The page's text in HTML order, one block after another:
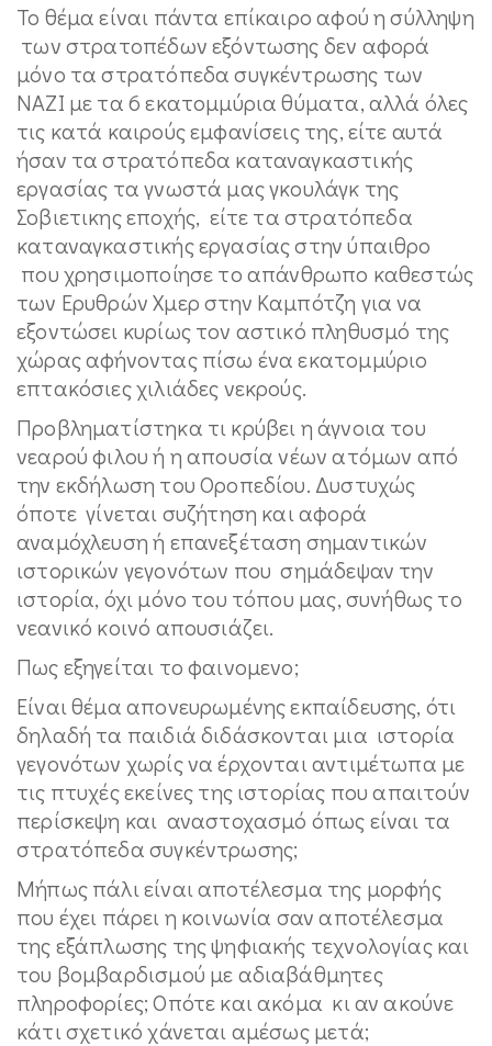
Το θέμα είναι πάντα επίκαιρο αφού η σύλληψη
των στρατοπέδων εξόντωσης δεν αφορά
μόνο τα στρατόπεδα συγκέντρωσης των
ΝΑΖΙ με τα 6 εκατομμύρια θύματα, αλλά όλες
τις κατά καιρούς εμφανίσεις της, είτε αυτά
ήσαν τα στρατόπεδα καταναγκαστικής
εργασίας τα γνωστά μας γκουλάγκ της
Σοβιετικης εποχής, είτε τα στρατόπεδα
καταναγκαστικής εργασίας στην ύπαιθρο
που χρησιμοποίησε το απάνθρωπο καθεστώς
των Ερυθρών Χμερ στην Καμπότζη για να
εξοντώσει κυρίως τον αστικό πληθυσμό της
χώρας αφήνοντας πίσω ένα εκατομμύριο
επτακόσιες χιλιάδες νεκρούς.
Προβληματίστηκα τι κρύβει η άγνοια του
νεαρού φιλου ή η απουσία νέων ατόμων από
την εκδήλωση του Οροπεδίου. Δυστυχώς
όποτε γίνεται συζήτηση και αφορά
αναμόχλευση ή επανεξέταση σημαντικών
ιστορικών γεγονότων που σημάδεψαν την
ιστορία, όχι μόνο του τόπου μας, συνήθως το
νεανικό κοινό απουσιάζει.
Πως εξηγείται το φαινομενο;
Είναι θέμα απονευρωμένης εκπαίδευσης, ότι
δηλαδή τα παιδιά διδάσκονται μια ιστορία
γεγονότων χωρίς να έρχονται αντιμέτωπα με
τις πτυχές εκείνες της ιστορίας που απαιτούν
περίσκεψη και αναστοχασμό όπως είναι τα
στρατόπεδα συγκέντρωσης;
Μήπως πάλι είναι αποτέλεσμα της μορφής
που έχει πάρει η κοινωνία σαν αποτέλεσμα
της εξάπλωσης της ψηφιακής τεχνολογίας και
του βομβαρδισμού με αδιαβάθμητες
πληροφορίες; Οπότε και ακόμα κι αν ακούνε
κάτι σχετικό χάνεται αμέσως μετά;